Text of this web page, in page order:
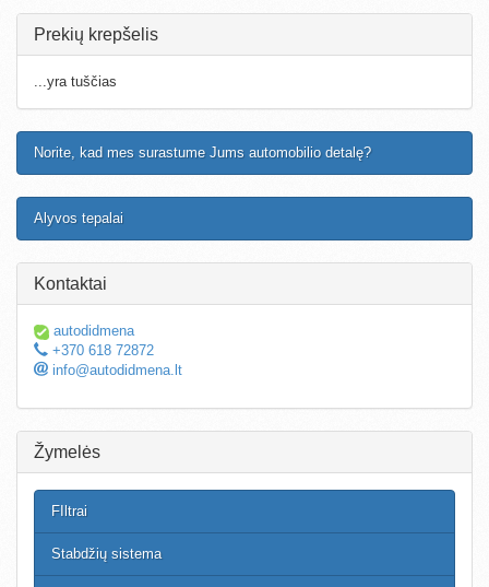
Prekių krepšelis
...yra tuščias
Norite, kad mes surastume Jums automobilio detalę?
Alyvos tepalai
Kontaktai
autodidmena
+370 618 72872
info@autodidmena.lt
Žymelės
FIltrai
Stabdžių sistema